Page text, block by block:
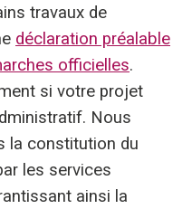
travaux de
déclaration préalable
officielles.
si votre projet
Nous
la constitution du
les services
ainsi la